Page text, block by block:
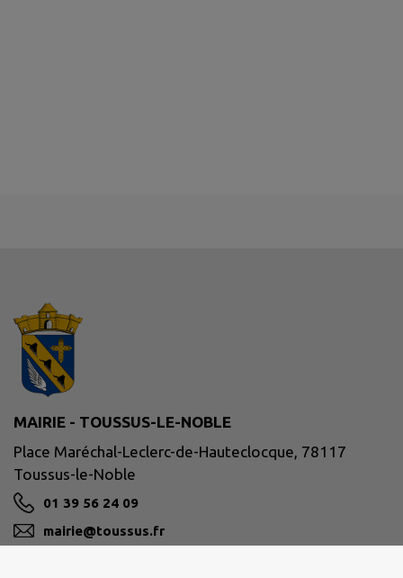
MAIRIE - TOUSSUS-LE-NOBLE
Place Maréchal-Leclerc-de-Hauteclocque, 78117
Toussus-le-Noble
01 39 56 24 09
mairie@toussus.fr